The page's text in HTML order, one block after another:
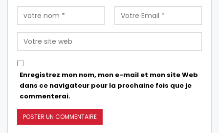
Enregistrez mon nom, mon e-mail et mon site Web
dans ce navigateur pour la prochaine fois que je
commenterai.